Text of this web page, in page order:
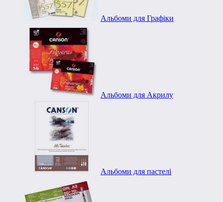
Альбоми для Графіки
Альбоми для Акрилу
Альбоми для пастелі